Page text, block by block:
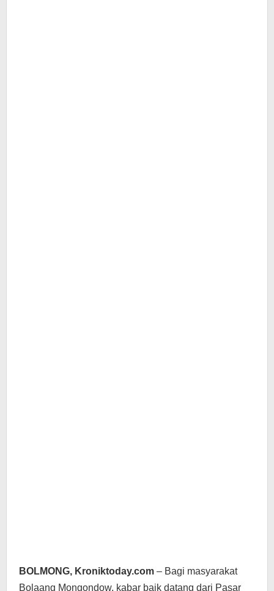
BOLMONG, Kroniktoday.com – Bagi masyarakat
Bolaang Mongondow, kabar baik datang dari Pasar